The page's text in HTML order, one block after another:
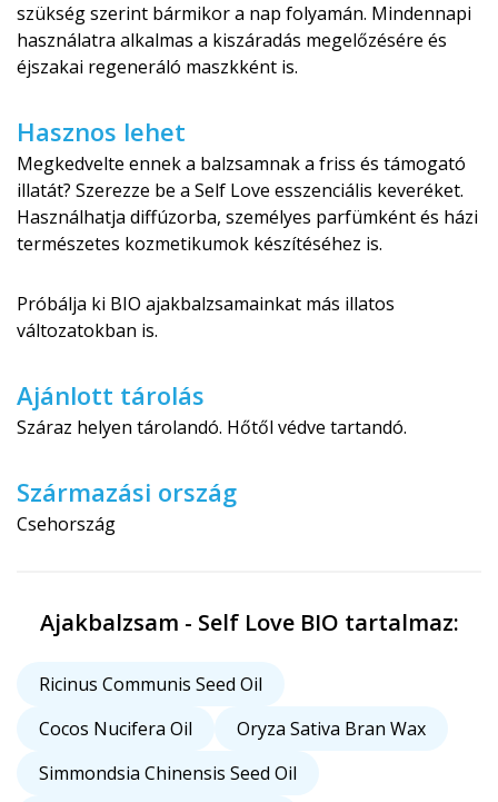
szükség szerint bármikor a nap folyamán. Mindennapi
használatra alkalmas a kiszáradás megelőzésére és
éjszakai regeneráló maszkként is.
Hasznos lehet
Megkedvelte ennek a balzsamnak a friss és támogató
illatát? Szerezze be a Self Love esszenciális keveréket.
Használhatja diffúzorba, személyes parfümként és házi
természetes kozmetikumok készítéséhez is.
Próbálja ki BIO ajakbalzsamainkat más illatos
változatokban is.
Ajánlott tárolás
Száraz helyen tárolandó. Hőtől védve tartandó.
Származási ország
Csehország
Ajakbalzsam - Self Love BIO tartalmaz:
Ricinus Communis Seed Oil
Cocos Nucifera Oil
Oryza Sativa Bran Wax
Simmondsia Chinensis Seed Oil